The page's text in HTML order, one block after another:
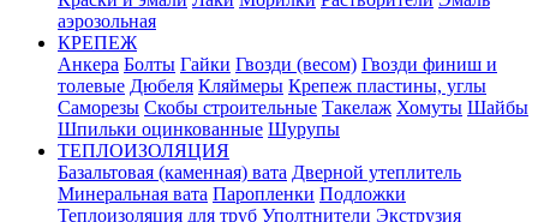
аэрозольная
КРЕПЕЖ
Анкера Болты Гайки Гвозди (весом) Гвозди финиш и
толевые Дюбеля Кляймеры Крепеж пластины, углы
Саморезы Скобы строительные Такелаж Хомуты Шайбы
Шпильки оцинкованные Шурупы
ТЕПЛОИЗОЛЯЦИЯ
Базальтовая (каменная) вата Дверной утеплитель
Минеральная вата Паропленки Подложки
Теплоизоляция для труб Уполтнители Экструзия